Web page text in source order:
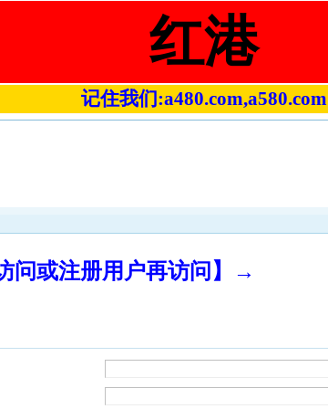
红港
记住我们:a480.com,a580.com
问或注册用户再访问】→